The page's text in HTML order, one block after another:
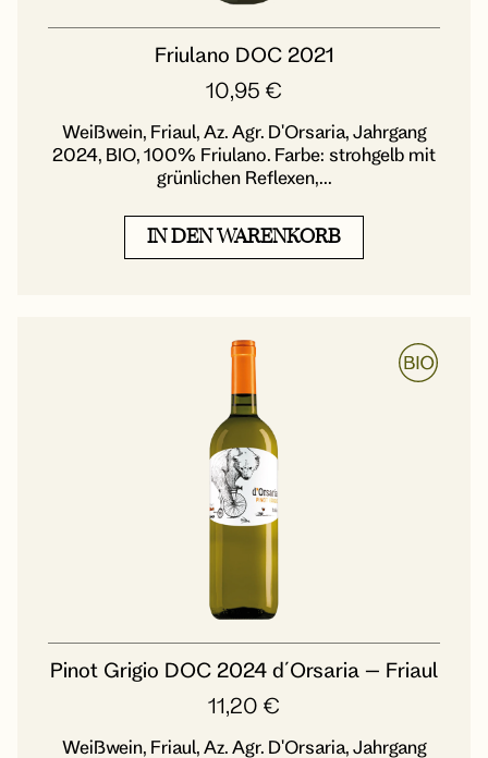
Friulano DOC 2021
10,95 €
Weißwein, Friaul, Az. Agr. D'Orsaria, Jahrgang
2024, BIO, 100% Friulano. Farbe: strohgelb mit
grünlichen Reflexen,...
IN DEN WARENKORB
Pinot Grigio DOC 2024 d´Orsaria – Friaul
11,20 €
Weißwein, Friaul, Az. Agr. D'Orsaria, Jahrgang